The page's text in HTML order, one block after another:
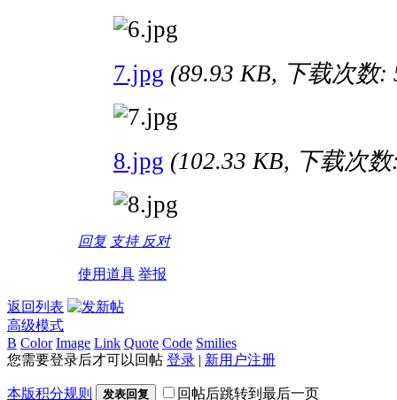
7.jpg (89.93 KB, 下载次数:
8.jpg (102.33 KB, 下载次
回复 支持 反对
使用道具 举报
返回列表
高级模式
B Color Image Link Quote Code Smilies
您需要登录后才可以回帖 登录 | 新用户注册
本版积分规则 发表回复 回帖后跳转到最后一页